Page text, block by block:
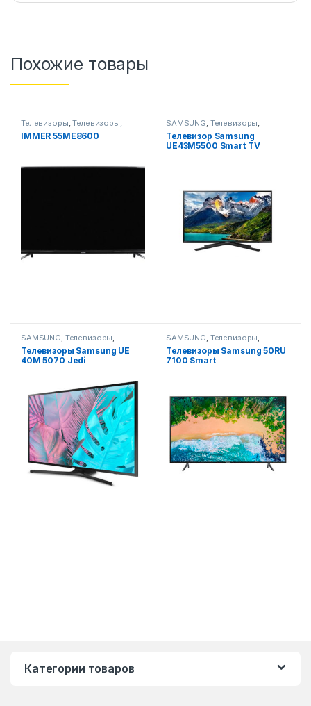
Похожие товары
Телевизоры,Телевизоры,
фото-видео и аудио
IMMER 55ME8600
SAMSUNG, Телевизоры,
Телевизоры, фото-видео и
аудио
Телевизор Samsung
UE43M5500 Smart TV
SAMSUNG, Телевизоры,
Телевизоры, фото-видео и
аудио
Телевизоры Samsung UE
40M 5070 Jedi
SAMSUNG, Телевизоры,
Телевизоры, фото-видео и
аудио
Телевизоры Samsung 50RU
7100 Smart
Категории товаров